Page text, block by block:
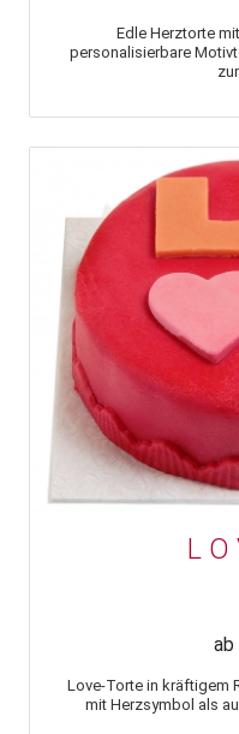
Edle Herztorte
personalisierbare
L O
ab
Love-Torte in kräftigem
mit Herzsymbol als